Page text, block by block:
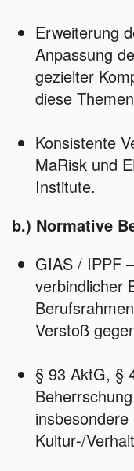
Erweiterung
Anpassung
gezielter
diese
Konsistente
MaRisk und
Institute.
b.) Normative
GIAS / IPPF
verbindlicher
Verstoß
§ 93 AktG, §
insbesondere
Kultur‑/